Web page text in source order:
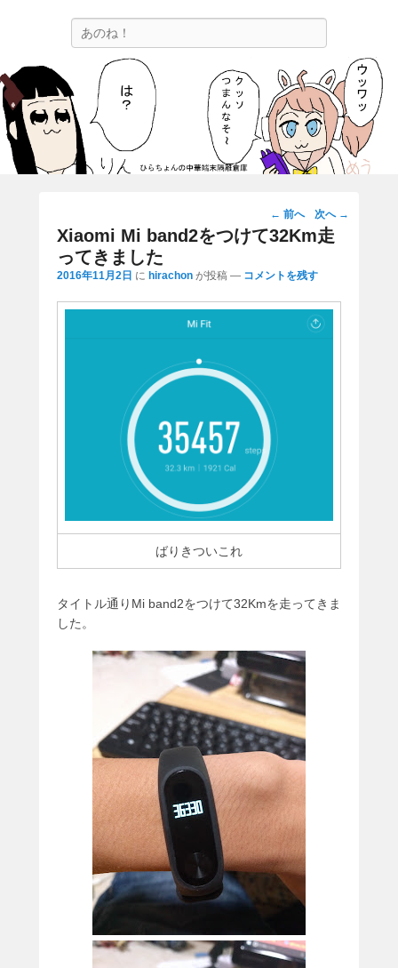
ひらちょんの中華端末隔離倉庫
ほたがページ上部にある検索バーを消してくれたサイトです。
投
稿
ビ
ー
← 前へ 次へ →
Xiaomi Mi band2をつけて32Km走
ってきました
2016年11月2日 に hirachon が投稿 — コメントを残す
ばりきついこれ
タイトル通りMi band2をつけて32Kmを走ってきま
した。